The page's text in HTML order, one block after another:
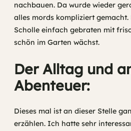
nachbauen. Da wurde wieder
alles mords kompliziert gemacht.
Scholle einfach gebraten mit
schön im Garten wächst.
Der Alltag und
Abenteuer:
Dieses mal ist an dieser Stelle
erzählen. Ich hatte sehr